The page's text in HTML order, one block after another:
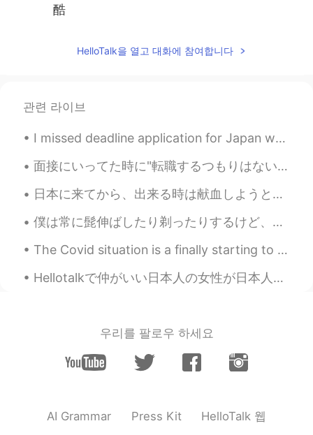
酷
HelloTalk을 열고 대화에 참여합니다
관련 라이브
I missed deadline application for Japan working holiday visa for April 2020😭😭😭😭😭😭 I will still co...
面接にいってた時に"転職するつもりはない"ってことを伝えるべきだと良く言われてたんだけど、西洋にそんな概念がないので従いながらも不思議に思った。だって転職しないと必ず学びが減っていくし、成長が遅...
日本に来てから、出来る時は献血しようとしてます。日本では献血したら、次の献血まで3ヶ月間が経たねばならない。それに一回で献血できる量も最大限は400ミリ。 カナダとは全然違うです！カナダでは、...
僕は常に髭伸ばしたり剃ったりするけど、日本に来てから日本人に"なんで伸ばした？"、"なんで剃った？"と聞かれるからいつも戸惑う。日本に来る前にそんなこと聞かれたことなかったし、日本人のこと分から...
The Covid situation is a finally starting to improve here! for the first time in over a year, res...
Hellotalkで仲がいい日本人の女性が日本人の男性に話しかけられて、ちょっと話してから急に電話かけられて、友達が電話をでなかったら彼は普通に話し続けてて、おかしすぎない？友達が2回無視したの...
우리를 팔로우 하세요
AI Grammar Press Kit HelloTalk 웹